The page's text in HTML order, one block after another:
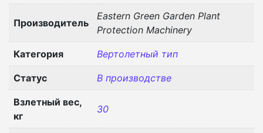
Производитель
Eastern Green Garden Plant
Protection Machinery
Категория Вертолетный тип
Статус В производстве
Взлетный вес,
кг
30